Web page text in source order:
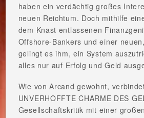
haben ein verdächtig großes
neuen Reichtum. Doch mithilfe
dem Knast entlassenen
Offshore-Bankers und einer
gelingt es ihm, ein System
alles nur auf Erfolg und Geld
Wie von Arcand gewohnt,
UNVERHOFFTE CHARME DES
Gesellschaftskritik mit einer